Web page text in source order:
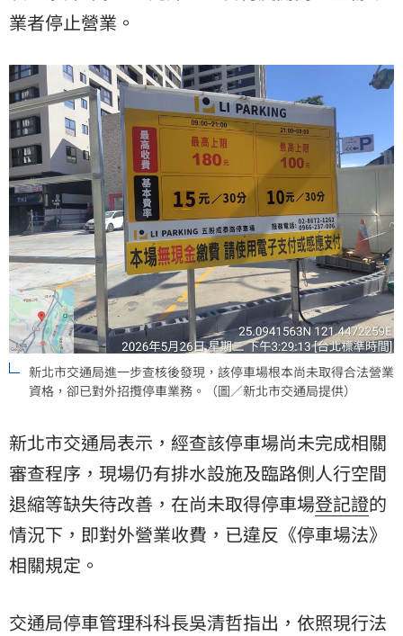
業者停止營業。
新北市交通局進一步查核後發現，該停車場根本尚未取得合法營業
資格，卻已對外招攬停車業務。（圖／新北市交通局提供）
新北市交通局表示，經查該停車場尚未完成相關
審查程序，現場仍有排水設施及臨路側人行空間
退縮等缺失待改善，在尚未取得停車場登記證的
情況下，即對外營業收費，已違反《停車場法》
相關規定。
交通局停車管理科科長吳清哲指出，依照現行法